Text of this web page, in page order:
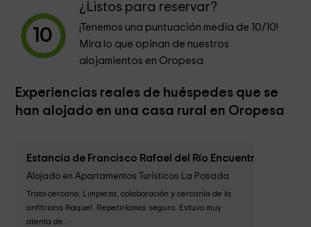
10
¿Listos para reservar?
¡Tenemos una puntuación media de 10/10!
Mira lo que opinan de nuestros
alojamientos en Oropesa
Experiencias reales de huéspedes que se
han alojado en una casa rural en Oropesa
Estancia de Francisco Rafael del Río Encuentra
Alojado en Apartamentos Turísticos La Posada
Trato cercano. Limpieza, colaboración y cercanía de la
anfitriona Raquel. Repetiríamos seguro. Estuvo muy
atenta de...